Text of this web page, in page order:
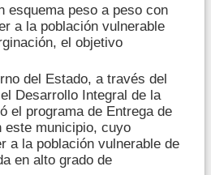
esquema peso a peso con
a la población vulnerable
el objetivo
del Estado, a través del
Desarrollo Integral de la
el programa de Entrega de
este municipio, cuyo
a la población vulnerable de
en alto grado de